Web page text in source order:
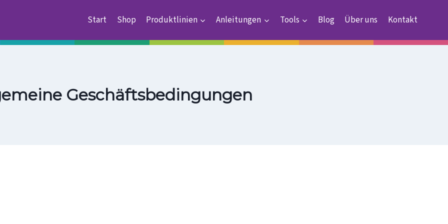
Start Shop Produktlinien Anleitungen Tools Blog Über uns Kontakt
Geschäftsbedingungen